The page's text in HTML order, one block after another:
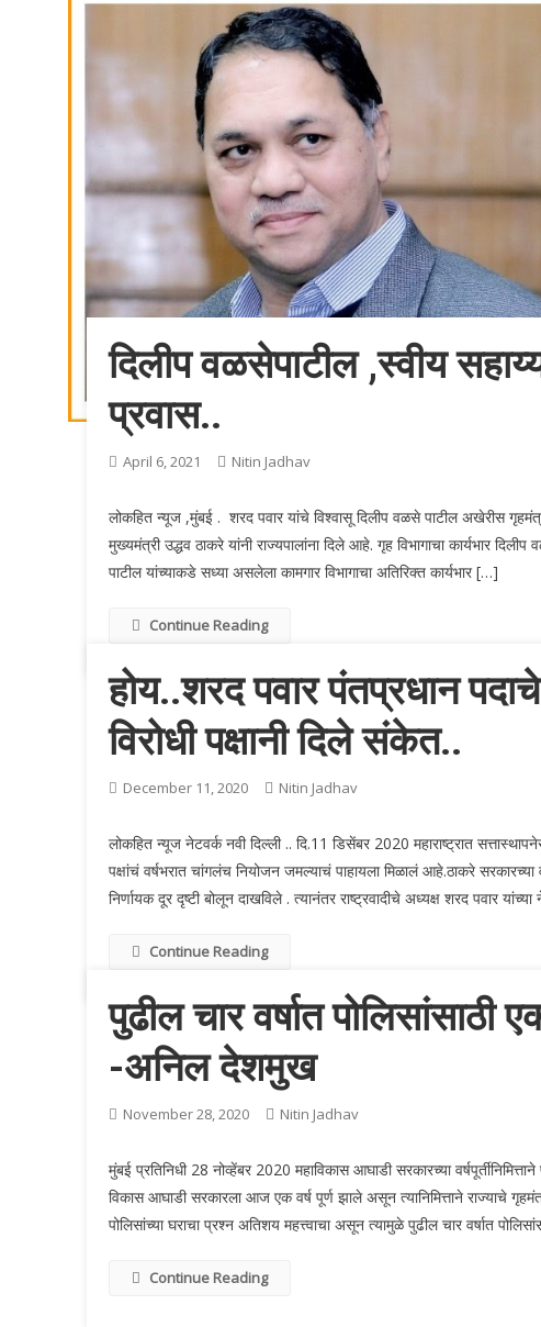
दिलीप वळसेपाटील ,स्वीय
प्रवास..
April 6, 2021 Nitin Jadhav
लोकहित न्यूज ,मुंबई . शरद पवार यांचे विश्वासू दिलीप वळसे पाटील अखेरीस
मुख्यमंत्री उद्धव ठाकरे यांनी राज्यपालांना दिले आहे. गृह विभागाचा कार्यभार
पाटील यांच्याकडे सध्या असलेला कामगार विभागाचा अतिरिक्त कार्यभार […]
Continue Reading
होय..शरद पवार पंतप्रधान
विरोधी पक्षानी दिले संकेत..
December 11, 2020 Nitin Jadhav
लोकहित न्यूज नेटवर्क नवी दिल्ली .. दि.11 डिसेंबर 2020 महाराष्ट्रात
पक्षांचं वर्षभरात चांगलंच नियोजन जमल्याचं पाहायला मिळालं आहे.ठाकरे सरकारच्या
निर्णायक दूर दृष्टी बोलून दाखविले . त्यानंतर राष्ट्रवादीचे अध्यक्ष शरद पवार
Continue Reading
पुढील चार वर्षात पोलिसांसाठी
-अनिल देशमुख
November 28, 2020 Nitin Jadhav
मुंबई प्रतिनिधी 28 नोव्हेंबर 2020 महाविकास आघाडी सरकारच्या
विकास आघाडी सरकारला आज एक वर्ष पूर्ण झाले असून त्यानिमित्ताने राज्याचे
पोलिसांच्या घराचा प्रश्न अतिशय महत्त्वाचा असून त्यामुळे पुढील चार वर्षात
Continue Reading